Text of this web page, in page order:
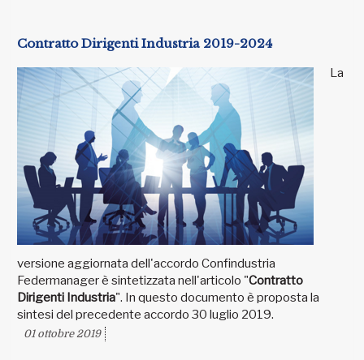
Contratto Dirigenti Industria 2019-2024
La
versione aggiornata dell'accordo Confindustria
Federmanager è sintetizzata nell'articolo "Contratto
Dirigenti Industria". In questo documento è proposta la
sintesi del precedente accordo 30 luglio 2019.
01 ottobre 2019